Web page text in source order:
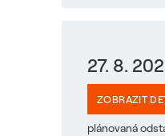
27. 8.
ZOBRAZIT
plánovaná